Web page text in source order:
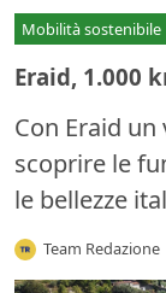
Mobilità sostenibile
Eraid, 1.000
Con Eraid
scoprire le
le bellezze
Team Redazione